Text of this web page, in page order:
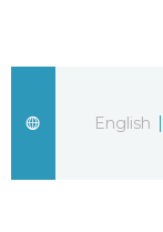
Dossiers
Politique
English